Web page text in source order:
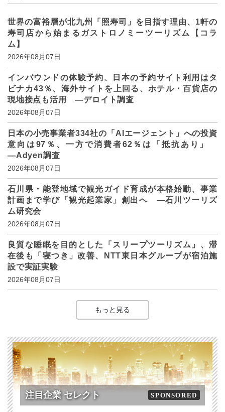
世界の富裕層が北九州「照寿司」を目指す理由、1軒の
寿司店から始まるガストロノミーツーリズム【コラ
ム】
2026年08月07日
インバウンドの体験予約、日本の予約サイト利用はタ
ビナカ43％、海外サイトを上回る、ホテル・百貨店の
現地接点も活用 ―デロイト調査
2026年08月07日
日本の小売事業者334社の「AIエージェント」への投資
意向は97％、一方で消費者62％は「抵抗あり」
―Adyen調査
2026年08月07日
石川県・能登地域で観光ガイド育成が本格始動、事業
計画まで学び「観光起業家」創出へ ―石川ツーリズ
ム研究会
2026年08月07日
良質な睡眠を目的とした「スリープツーリズム」、滞
在後も「寝つき」改善、NTT東日本グループが宿泊施
設で実証実験
2026年08月07日
もっと見る
注目企業 セレクト SPONSORED